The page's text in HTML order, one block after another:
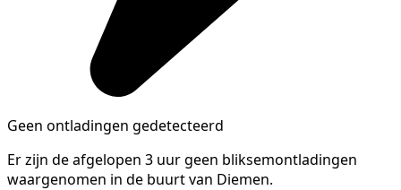
Geen ontladingen gedetecteerd
Er zijn de afgelopen 3 uur geen bliksemontladingen
waargenomen in de buurt van Diemen.